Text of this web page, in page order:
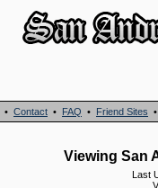
• Contact • FAQ • Friend Sites
Viewing San
Last